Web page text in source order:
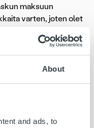
About
and ads, to
maksuun
varten, joten olet
vastaantulevat
sinussa on
joka
kyltymättömän halun
kausityöntekijän